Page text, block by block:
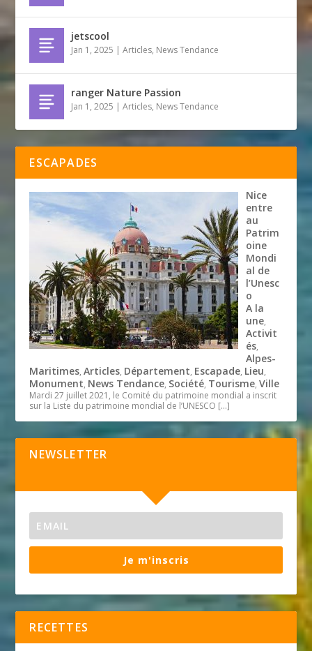
jetscool
Jan 1, 2025 |Articles, News Tendance
ranger Nature Passion
Jan 1, 2025 |Articles, News Tendance
ESCAPADES
Nice
entre
au
Patrim
oine
Mondi
al de
l’Unesc
o
A la
une,
Activit
és,
Alpes-
Maritimes,Articles, Département, Escapade, Lieu,
Monument, News Tendance, Société, Tourisme,Ville
Mardi 27 juillet 2021, le Comité du patrimoine mondial a inscrit
sur la Liste du patrimoine mondial de l’UNESCO […]
NEWSLETTER
Je m'inscris
RECETTES